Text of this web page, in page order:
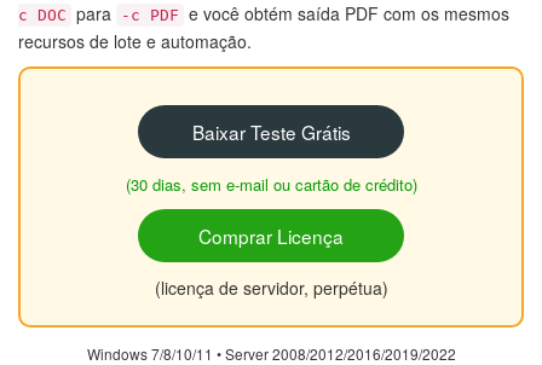
c DOC para -c PDF e você obtém saída PDF com os mesmos
recursos de lote e automação.
Baixar Teste Grátis
(30 dias, sem e-mail ou cartão de crédito)
Comprar Licença
(licença de servidor, perpétua)
Windows 7/8/10/11 • Server 2008/2012/2016/2019/2022